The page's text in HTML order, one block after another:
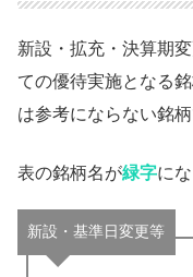
新設・拡充・決算期
ての優待実施となる
は参考にならない銘柄
表の銘柄名が緑字に
新設・基準日変更等